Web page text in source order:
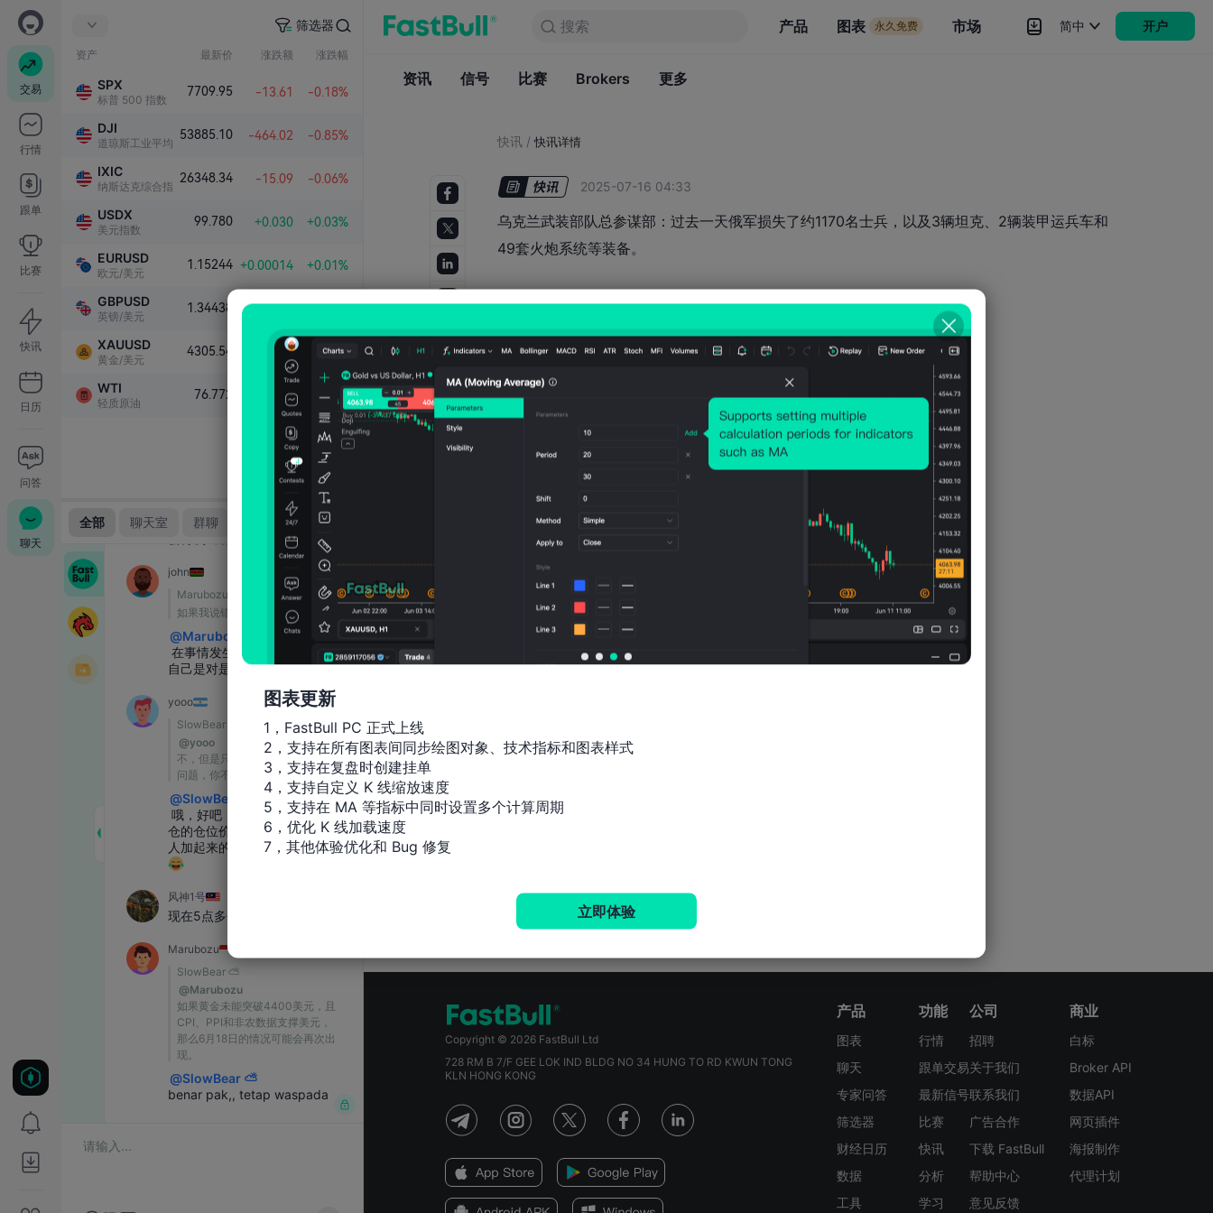
交易
行情
跟单
比赛
快讯
日历
问答
聊天
筛选器
资产 最新价 涨跌额 涨跌幅
SPX
标普 500 指数
7709.95 -13.61 -0.18%
DJI
道琼斯工业平均指数
53885.10 -464.02 -0.85%
IXIC
纳斯达克综合指数
26348.34 -15.09 -0.06%
USDX
美元指数
99.780 +0.030 +0.03%
EURUSD
欧元/美元
1.15244 +0.00014 +0.01%
GBPUSD
英镑/美元
1.34438 -0.00089
XAUUSD
黄金/美元
4305.54 +65.52 +1.55%
WTI
轻质原油
76.772 -0.567 -0.73%
搜索 产品 图表 永久免费 市场
资讯 信号
简中 开户
搜索
资讯 信号 比赛 Brokers 更多
快讯 / 快讯详情
2025-07-16 04:33
乌克兰武装部队总参谋部：过去一天俄军损失了约1170名士兵，以及3辆坦克、2辆装甲运兵车和
49套火炮系统等装备。
Copyright © 2026 FastBull Ltd
728 RM B 7/F GEE LOK IND BLDG NO 34 HUNG TO RD KWUN TONG
KLN HONG KONG
产品
图表
聊天
专家问答
筛选器
财经日历
数据
工具
功能
行情
跟单交易
最新信号
比赛
快讯
分析
学习
公司
招聘
关于我们
联系我们
广告合作
下载 FastBull
帮助中心
意见反馈
商业
白标
Broker API
数据API
网页插件
海报制作
代理计划
图表更新
1，FastBull PC 正式上线
2，支持在所有图表间同步绘图对象、技术指标和图表样式
3，支持在复盘时创建挂单
4，支持自定义 K 线缩放速度
5，支持在 MA 等指标中同时设置多个计算周期
6，优化 K 线加载速度
7，其他体验优化和 Bug 修复
立即体验